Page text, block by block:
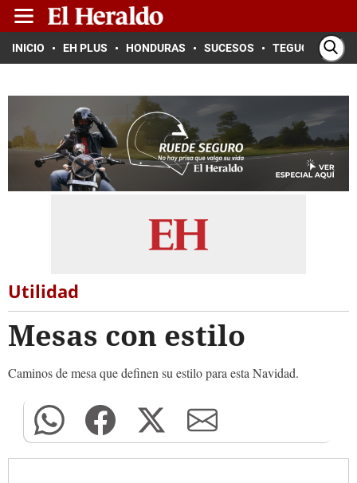
INICIO EH PLUS HONDURAS SUCESOS TEGUCIGALPA
Utilidad
Mesas con estilo
Caminos de mesa que definen su estilo para esta Navidad.